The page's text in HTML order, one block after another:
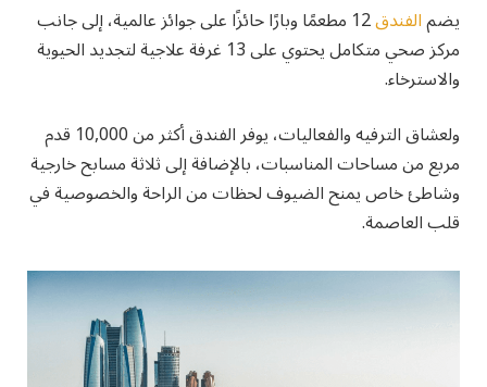
يضمالفندق 12 مطعمًا وبارًا حائزًا على جوائز عالمية، إلى جانب
مركز صحي متكامل يحتوي على 13 غرفة علاجية لتجديد الحيوية
والاسترخاء.
ولعشاق الترفيه والفعاليات، يوفر الفندق أكثر من 10,000 قدم
مربع من مساحات المناسبات، بالإضافة إلى ثلاثة مسابح خارجية
وشاطئ خاص يمنح الضيوف لحظات من الراحة والخصوصية في
قلب العاصمة.